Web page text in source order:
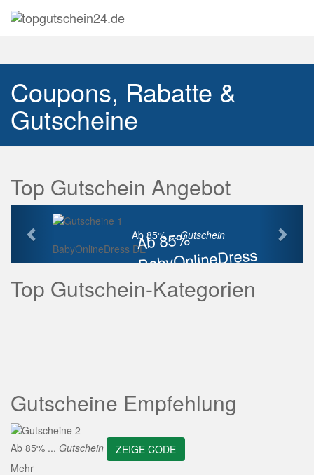
Coupons, Rabatte &
Gutscheine
Top Gutschein Angebot
Ab 85%
BabyOnlineDress
Rabatt
Ab 85% ...Gutschein
BabyOnlineDress DE
Vorherige
Top Gutschein-Kategorien
Gutscheine Empfehlung
Ab 85% ... Gutschein
ZEIGE CODE
Mehr